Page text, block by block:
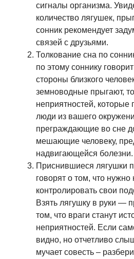
сигналы организма.
количество лягушек,
сонник рекомендует
связей с друзьями.
Толкование сна по
по этому соннику
стороны близкого
земноводные прыгают,
неприятностей, которые
люди из вашего
преграждающие во сне
мешающие человеку,
надвигающейся болезни.
Приснившиеся лягушки
говорят о том, что нужно
контролировать свои
Взять лягушку в руки —
том, что враги станут
неприятностей. Если
видно, но отчетливо
мучает совесть –